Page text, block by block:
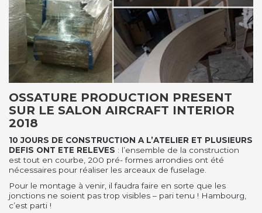
OSSATURE PRODUCTION PRESENT
SUR LE SALON AIRCRAFT INTERIOR
2018
10 JOURS DE CONSTRUCTION A L’ATELIER ET PLUSIEURS
DEFIS ONT ETE RELEVES : l’ensemble de la construction
est tout en courbe, 200 pré- formes arrondies ont été
nécessaires pour réaliser les arceaux de fuselage.
Pour le montage à venir, il faudra faire en sorte que les
jonctions ne soient pas trop visibles – pari tenu ! Hambourg,
c’est parti !